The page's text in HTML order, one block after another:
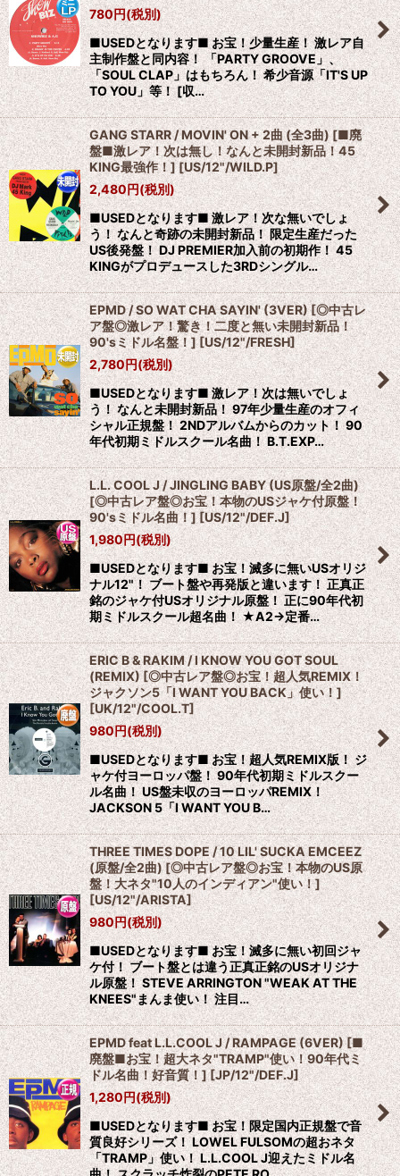
780円(税別)
■USEDとなります■ お宝！少量生産！ 激レア自
主制作盤と同内容！ 「PARTY GROOVE」、
「SOUL CLAP」はもちろん！ 希少音源「IT'S UP
TO YOU」等！ [収…
GANG STARR / MOVIN' ON + 2曲 (全3曲) [■廃
盤■激レア！次は無し！なんと未開封新品！45
KING最強作！][US/12"/WILD.P]
2,480円(税別)
■USEDとなります■ 激レア！次な無いでしょ
う！ なんと奇跡の未開封新品！ 限定生産だった
US後発盤！ DJ PREMIER加入前の初期作！ 45
KINGがプロデュースした3RDシングル…
EPMD / SO WAT CHA SAYIN' (3VER) [◎中古レ
ア盤◎激レア！驚き！二度と無い未開封新品！
90'sミドル名盤！][US/12"/FRESH]
2,780円(税別)
■USEDとなります■ 激レア！次は無いでしょ
う！ なんと未開封新品！ 97年少量生産のオフィ
シャル正規盤！ 2NDアルバムからのカット！ 90
年代初期ミドルスクール名曲！ B.T.EXP…
L.L. COOL J / JINGLING BABY (US原盤/全2曲)
[◎中古レア盤◎お宝！本物のUSジャケ付原盤！
90'sミドル名曲！][US/12"/DEF.J]
1,980円(税別)
■USEDとなります■ お宝！滅多に無いUSオリジ
ナル12"！ ブート盤や再発版と違います！ 正真正
銘のジャケ付USオリジナル原盤！ 正に90年代初
期ミドルスクール超名曲！ ★A2→定番…
ERIC B & RAKIM / I KNOW YOU GOT SOUL
(REMIX) [◎中古レア盤◎お宝！超人気REMIX！
ジャクソン5「I WANT YOU BACK」使い！]
[UK/12"/COOL.T]
980円(税別)
■USEDとなります■ お宝！超人気REMIX版！ ジ
ャケ付ヨーロッパ盤！ 90年代初期ミドルスクー
ル名曲！ US盤未収のヨーロッパREMIX！
JACKSON 5「I WANT YOU B…
THREE TIMES DOPE / 10 LIL' SUCKA EMCEEZ
(原盤/全2曲) [◎中古レア盤◎お宝！本物のUS原
盤！大ネタ"10人のインディアン"使い！]
[US/12"/ARISTA]
980円(税別)
■USEDとなります■ お宝！滅多に無い初回ジャ
ケ付！ ブート盤とは違う正真正銘のUSオリジナ
ル原盤！ STEVE ARRINGTON "WEAK AT THE
KNEES"まんま使い！ 注目…
EPMD feat L.L.COOL J / RAMPAGE (6VER) [■
廃盤■お宝！超大ネタ"TRAMP"使い！90年代ミ
ドル名曲！好音質！] [JP/12"/DEF.J]
1,280円(税別)
■USEDとなります■ お宝！限定国内正規盤で音
質良好シリーズ！ LOWEL FULSOMの超おネタ
「TRAMP」使い！ L.L.COOL J迎えたミドル名